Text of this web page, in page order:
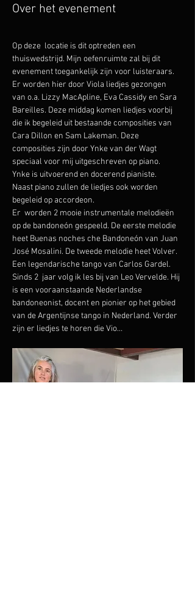
Over het evenement
Op deze  locatie is dit optreden een
thuiswedstrijd. Mijn oefenruimte zal bij dit
evenement toegankelijk zijn voor luisteraars.
Er worden hier door Viola liedjes gezongen
van o.a. Lizzy MacApline, Eva Cassidy en Sara
Bareilles. Deze middag komen liedjes voorbij
die ik begeleid uit bestaande composities van
Cara Dillon en Sam Lakeman. Deze
composities zijn door Ynke van der Wagt
speciaal voor mij uitgeschreven op piano.
Ynke is uitvoerend en docerend pianiste.
Naast piano zullen de liedjes ook worden
begeleid op accordeon.
Er  worden 2 mooie instrumentale melodieën
op de bandoneón gespeeld. De eerste melodie
heet Buenas noches che Bandoneón van Juan
José Mosalini. De tweede melodie heet Volver.
Een legendarische tango van Carlos Gardel.
Sinds 2  jaar volg ik les bij van Leo Vervelde. Hij
is een vooraanstaande Nederlandse
bandoneonist, docent en pionier op het gebied
van de Argentijnse tango in Nederland. Verder
zijn er liedjes te horen die Vio…